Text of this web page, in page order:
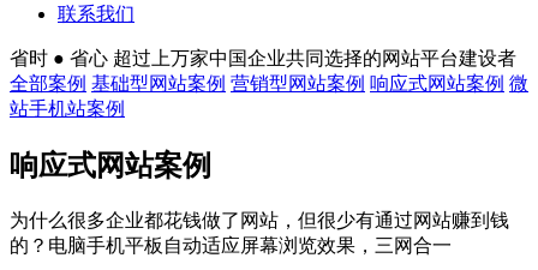
联系我们
省时 ● 省心 超过上万家中国企业共同选择的网站平台建设者
全部案例 基础型网站案例 营销型网站案例 响应式网站案例 微
站手机站案例
响应式网站案例
为什么很多企业都花钱做了网站，但很少有通过网站赚到钱
的？电脑手机平板自动适应屏幕浏览效果，三网合一